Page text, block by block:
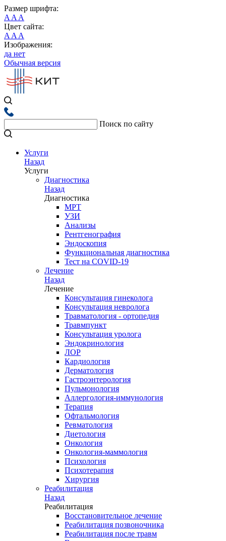
Размер шрифта:
A A A
Цвет сайта:
A A A
Изображения:
да нет
Обычная версия
Поиск по сайту
Услуги
Назад
Услуги
Диагностика
Назад
Диагностика
МРТ
УЗИ
Анализы
Рентгенография
Эндоскопия
Функциональная диагностика
Тест на COVID-19
Лечение
Назад
Лечение
Консультация гинеколога
Консультация невролога
Травматология - ортопедия
Травмпункт
Консультация уролога
Эндокринология
ЛОР
Кардиология
Дерматология
Гастроэнтерология
Пульмонология
Аллергология-иммунология
Терапия
Офтальмология
Ревматология
Диетология
Онкология
Онкология-маммология
Психология
Психотерапия
Хирургия
Реабилитация
Назад
Реабилитация
Восстановительное лечение
Реабилитация позвоночника
Реабилитация после травм